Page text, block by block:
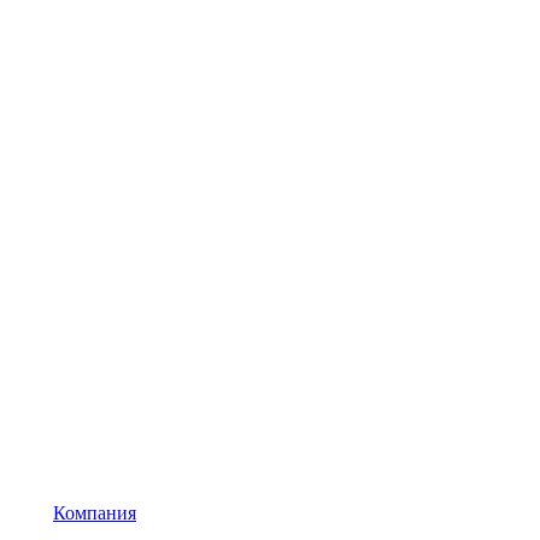
Компания